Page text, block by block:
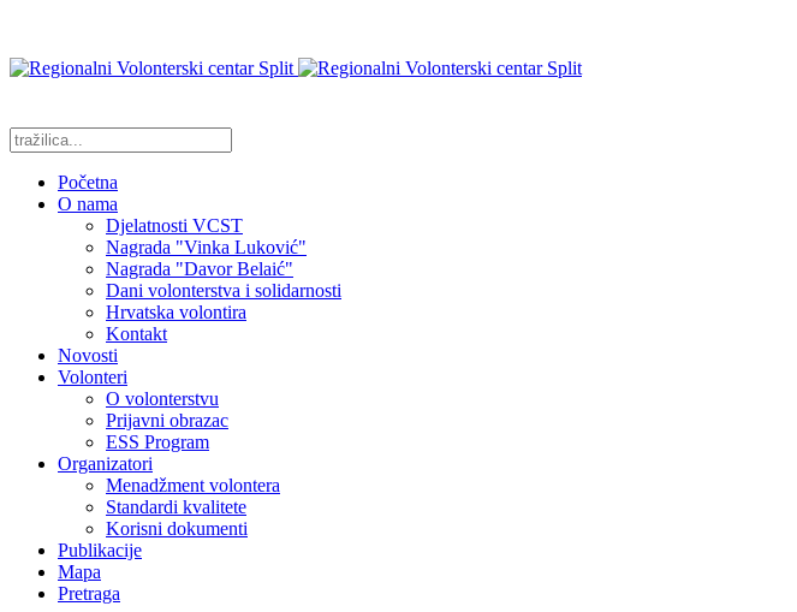
Početna
O nama
Djelatnosti VCST
Nagrada "Vinka Luković"
Nagrada "Davor Belaić"
Dani volonterstva i solidarnosti
Hrvatska volontira
Kontakt
Novosti
Volonteri
O volonterstvu
Prijavni obrazac
ESS Program
Organizatori
Menadžment volontera
Standardi kvalitete
Korisni dokumenti
Publikacije
Mapa
Pretraga